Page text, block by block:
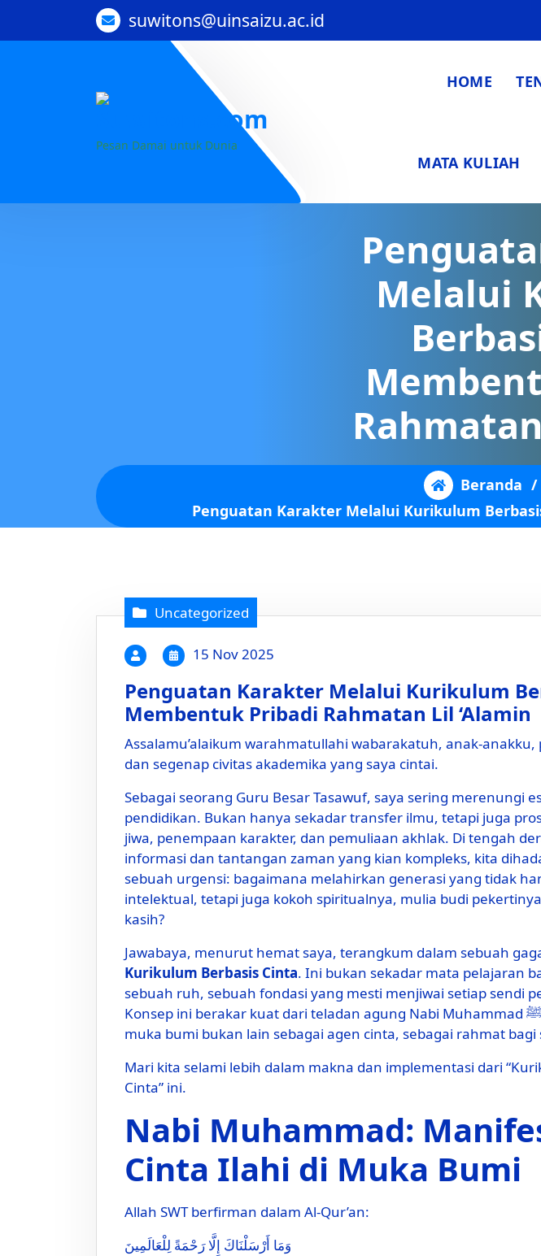
suwitons@uinsaizu.ac.id
Pesan Damai untuk Dunia
HOME
MATA KULIAH
Melalui
Beranda /
Penguatan Karakter Melalui Kurikulum
Uncategorized
15 Nov 2025
Penguatan Karakter Melalui Kurikulum
Membentuk Pribadi Rahmatan Lil ‘Alamin
Assalamu’alaikum warahmatullahi wabarakatuh, anak-anakku,
dan segenap civitas akademika yang saya cintai.
Sebagai seorang Guru Besar Tasawuf, saya sering merenungi
pendidikan. Bukan hanya sekadar transfer ilmu, tetapi juga
jiwa, penempaan karakter, dan pemuliaan akhlak. Di tengah
informasi dan tantangan zaman yang kian kompleks, kita
sebuah urgensi: bagaimana melahirkan generasi yang tidak
intelektual, tetapi juga kokoh spiritualnya, mulia budi
kasih?
Jawabaya, menurut hemat saya, terangkum dalam sebuah
Kurikulum Berbasis Cinta. Ini bukan sekadar mata pelajaran
sebuah ruh, sebuah fondasi yang mesti menjiwai setiap sendi
Konsep ini berakar kuat dari teladan agung Nabi Muhammad ﷺ, yang diutus ke
muka bumi bukan lain sebagai agen cinta, sebagai rahmat bagi
Mari kita selami lebih dalam makna dan implementasi dari
Cinta” ini.
Nabi Muhammad:
Cinta Ilahi di Muka Bumi
Allah SWT berfirman dalam Al-Qur’an:
وَمَا أَرْسَلْنَاكَ إِلَّا رَحْمَةً لِلْعَالَمِينَ